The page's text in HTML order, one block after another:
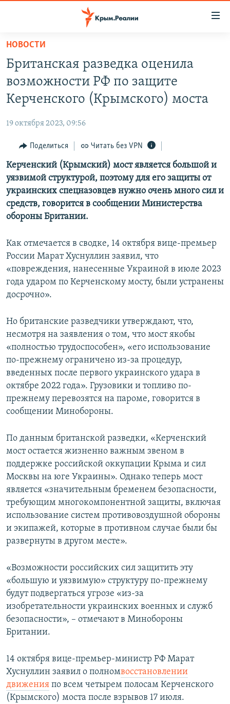
Вернуться
основному
содержанию
Вернутся
главной
навигации
Вернутся
поиску
СПЕЦПРОЕКТЫ
11 ЛЕТ ОККУПАЦИИ КРЫМА. 11 ИСТОРИЙ СОПРОТИВЛЕНИЯ
ВОДА
ЕЩЕ
ИНТЕРАКТИВ
ИНФОГРАФИКА
ТЕЛЕПРОЕКТ КРЫМ.РЕАЛИИ
СОВЕТЫ ПРАВОЗАЩИТНИКОВ
ПРОПАВШИЕ БЕЗ ВЕСТИ
ПОБЕДИТЕЛЕЙ НЕ СУДЯТ?
КРЫМ.НЕПОКОРЕННЫЙ
УКРАИНСКАЯ ПРОБЛЕМА КРЫМА
РАДІО СВОБОДА
КАК ОБОЙТИ БЛОКИРОВКУ
Українською
Qırımtatar
ПРИСОЕДИНЯЙТЕСЬ!
НОВОСТИ
Британская разведка оценила
возможности РФ по защите
Керченского (Крымского) моста
19 октября 2023, 09:56
Поделиться Читать без VPN
Керченский (Крымский) мост является большой и
уязвимой структурой, поэтому для его защиты от
украинских спецназовцев нужно очень много сил и
средств, говорится в сообщении Министерства
обороны Британии.
Как отмечается в сводке, 14 октября вице-премьер
России Марат Хуснуллин заявил, что
«повреждения, нанесенные Украиной в июле 2023
года ударом по Керченскому мосту, были устранены
досрочно».
Но британские разведчики утверждают, что,
несмотря на заявления о том, что мост якобы
«полностью трудоспособен», «его использование
по-прежнему ограничено из-за процедур,
введенных после первого украинского удара в
октябре 2022 года». Грузовики и топливо по-
прежнему перевозятся на пароме, говорится в
сообщении Минобороны.
По данным британской разведки, «Керченский
мост остается жизненно важным звеном в
поддержке российской оккупации Крыма и сил
Москвы на юге Украины». Однако теперь мост
является «значительным бременем безопасности,
требующим многокомпонентной защиты, включая
использование систем противовоздушной обороны
и экипажей, которые в противном случае были бы
развернуты в другом месте».
«Возможности российских сил защитить эту
«большую и уязвимую» структуру по-прежнему
будут подвергаться угрозе «из-за
изобретательности украинских военных и служб
безопасности», – отмечают в Минобороны
Британии.
14 октября вице-премьер-министр РФ Марат
Хуснуллин заявил о полномвосстановлении
движения по всем четырем полосам Керченского
(Крымского) моста после взрывов 17 июля.